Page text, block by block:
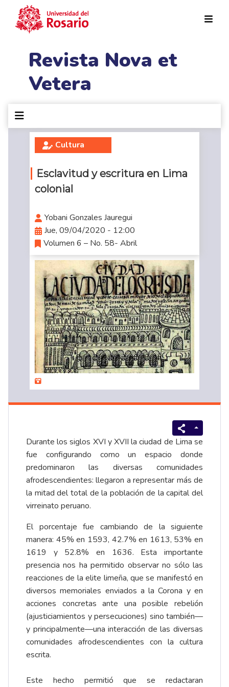
Revista Nova et
Vetera
Cultura
Esclavitud y escritura en Lima
colonial
Yobani Gonzales Jauregui
Jue, 09/04/2020 - 12:00
Volumen 6 – No. 58- Abril
Durante los siglos XVI y XVII la ciudad de Lima se
fue configurando como un espacio donde
predominaron las diversas comunidades
afrodescendientes: llegaron a representar más de
la mitad del total de la población de la capital del
virreinato peruano.
El porcentaje fue cambiando de la siguiente
manera: 45% en 1593, 42.7% en 1613, 53% en
1619 y 52.8% en 1636. Esta importante
presencia nos ha permitido observar no sólo las
reacciones de la elite limeña, que se manifestó en
diversos memoriales enviados a la Corona y en
acciones concretas ante una posible rebelión
(ajusticiamientos y persecuciones) sino también—
y principalmente—una interacción de las diversas
comunidades afrodescendientes con la cultura
escrita.
Este hecho permitió que se redactaran